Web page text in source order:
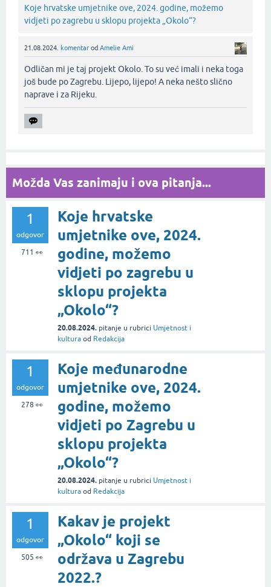
Koje hrvatske umjetnike ove, 2024. godine, možemo
vidjeti po zagrebu u sklopu projekta „Okolo“?
21.08.2024. komentar od Amelie Ami
Odličan mi je taj projekt Okolo. To su već imali i neka toga
još bude po Zagrebu. Lijepo, lijepo! A neka nešto slično
naprave i za Rijeku.‌
Možda Vas zanimaju i ova pitanja...
1
odgovor
711 👀
Koje hrvatske
umjetnike ove, 2024.
godine, možemo
vidjeti po zagrebu u
sklopu projekta
„Okolo“?
20.08.2024. pitanje u rubrici Umjetnost i
kultura od Redakcija
1
odgovor
278 👀
Koje međunarodne
umjetnike ove, 2024.
godine, možemo
vidjeti po Zagrebu u
sklopu projekta
„Okolo“?
20.08.2024. pitanje u rubrici Umjetnost i
kultura od Redakcija
1
odgovor
505 👀
Kakav je projekt
„Okolo“ koji se
održava u Zagrebu
2022.?